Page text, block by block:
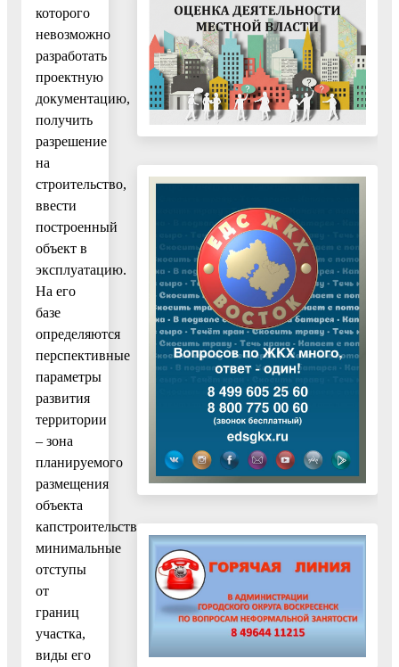
которого
невозможно
разработать
проектную
документацию,
получить
разрешение
на
строительство,
ввести
построенный
объект в
эксплуатацию.
На его
базе
определяются
перспективные
параметры
развития
территории
– зона
планируемого
размещения
объекта
капстроительства,
минимальные
отступы
от
границ
участка,
виды его